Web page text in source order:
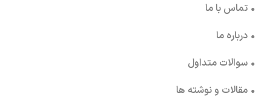
• تماس با ما
• درباره ما
• سوالات متداول
• مقالات و نوشته ها